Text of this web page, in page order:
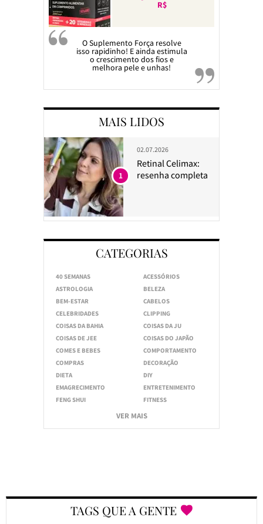
R$
O Suplemento Força resolve
isso rapidinho! E ainda estimula
o crescimento dos fios e
melhora pele e unhas!
MAIS LIDOS
02.07.2026
Retinal Celimax:
resenha completa
1
CATEGORIAS
40 SEMANAS
ACESSÓRIOS
ASTROLOGIA
BELEZA
BEM-ESTAR
CABELOS
CELEBRIDADES
CLIPPING
COISAS DA BAHIA
COISAS DA JU
COISAS DE JEE
COISAS DO JAPÃO
COMES E BEBES
COMPORTAMENTO
COMPRAS
DECORAÇÃO
DIETA
DIY
EMAGRECIMENTO
ENTRETENIMENTO
FENG SHUI
FITNESS
VER MAIS
TAGS QUE A GENTE